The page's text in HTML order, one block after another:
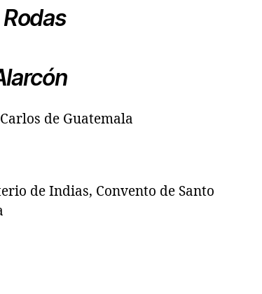
de Guatemala
de Indias, Convento de Santo